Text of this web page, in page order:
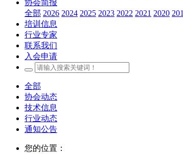
协会简报
全部 2026 2024 2025 2023 2022 2021 2020
培训信息
行业专家
联系我们
入会申请
全部
协会动态
技术信息
行业动态
通知公告
您的位置：